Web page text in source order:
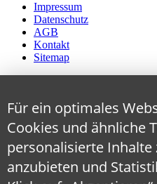
Impressum
Datenschutz
AGB
Kontakt
Sitemap
Für ein optimales
Cookies und ähnliche
personalisierte Inhalte
anzubieten und